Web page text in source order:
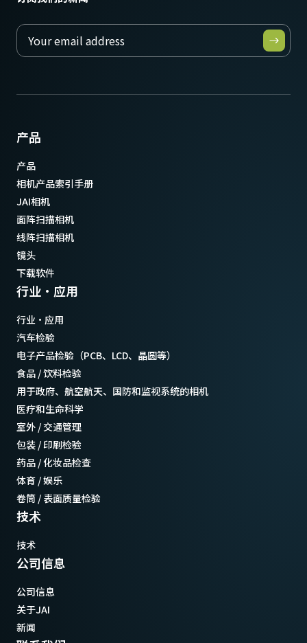
产品
产品
相机产品索引手册
JAI相机
面阵扫描相机
线阵扫描相机
镜头
下载软件
行业·应用
行业·应用
汽车检验
电子产品检验（PCB、LCD、晶圆等）
食品 / 饮料检验
用于政府、航空航天、国防和监视系统的相机
医疗和生命科学
室外 / 交通管理
包装 / 印刷检验
药品 / 化妆品检查
体育 / 娱乐
卷筒 / 表面质量检验
技术
技术
公司信息
公司信息
关于JAI
新闻